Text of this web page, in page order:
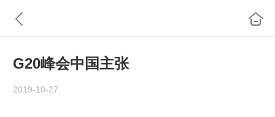
G20峰会中国主张
2019-10-27